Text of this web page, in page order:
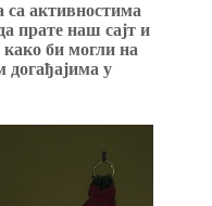
са активностима
прате наш сајт и
би могли на
у